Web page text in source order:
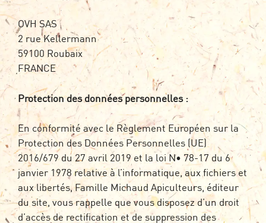
OVH SAS
2 rue Kellermann
59100 Roubaix
FRANCE
Protection des données personnelles :
En conformité avec le Règlement Européen sur la
Protection des Données Personnelles (UE)
2016/679 du 27 avril 2019 et la loi N• 78-17 du 6
janvier 1978 relative à l’informatique, aux fichiers et
aux libertés, Famille Michaud Apiculteurs, éditeur
du site, vous rappelle que vous disposez d’un droit
d’accès de rectification et de suppression des